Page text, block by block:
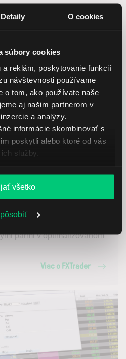
Detaily O cookies
súbory cookies
a reklám, poskytovanie funkcií
návštevnosti používame
o tom, ako používate naše
aj našim partnerom v
a analýzy.
informácie skombinovať s
poskytli alebo ktoré od vás
služby.
všetko
nástroje
užitočné
pármi v optimalizovanom
Viac o FXTrader